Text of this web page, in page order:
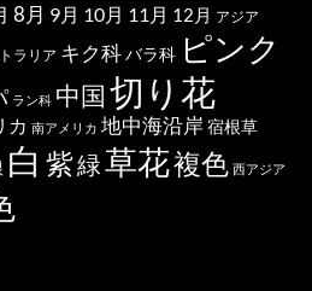
8月 9月 10月 11月 12月 アジア
ラリア キク科バラ科 ピンク
ラン科 中国切り花
カ 南アメリカ 地中海沿岸 宿根草
白 紫緑草花複色 西アジア